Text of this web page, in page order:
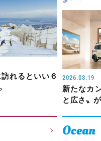
れるといい６
2026.03.19
新たなカ
と広さ〟が
Ocean